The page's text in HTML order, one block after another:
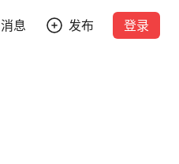
消息 发布 登录